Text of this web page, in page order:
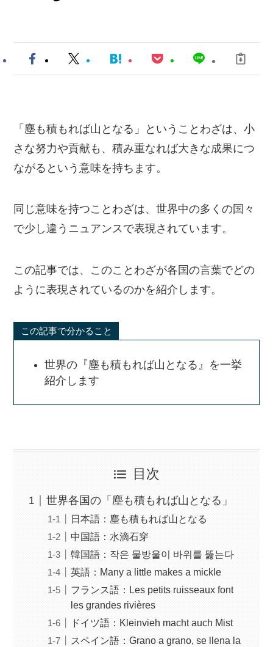
「塵も積もれば山となる」ということわざは、小
さな努力や貢献も、積み重なれば大きな成果につ
ながるという意味を持ちます。
同じ意味を持つことわざは、世界中の多くの国々
で少し違うニュアンスで表現されています。
この記事では、このことわざが各国の言葉でどの
ように表現されているのかを紹介します。
この記事で分かること
世界の『塵も積もれば山となる』を一挙
紹介します
目次
世界各国の「塵も積もれば山となる」
日本語：塵も積もれば山となる
中国語：水滴石穿
韓国語：작은 물방울이 바위를 뚫는다
英語：Many a little makes a mickle
フランス語：Les petits ruisseaux font
les grandes rivières
ドイツ語：Kleinvieh macht auch Mist
スペイン語：Grano a grano, se llena la